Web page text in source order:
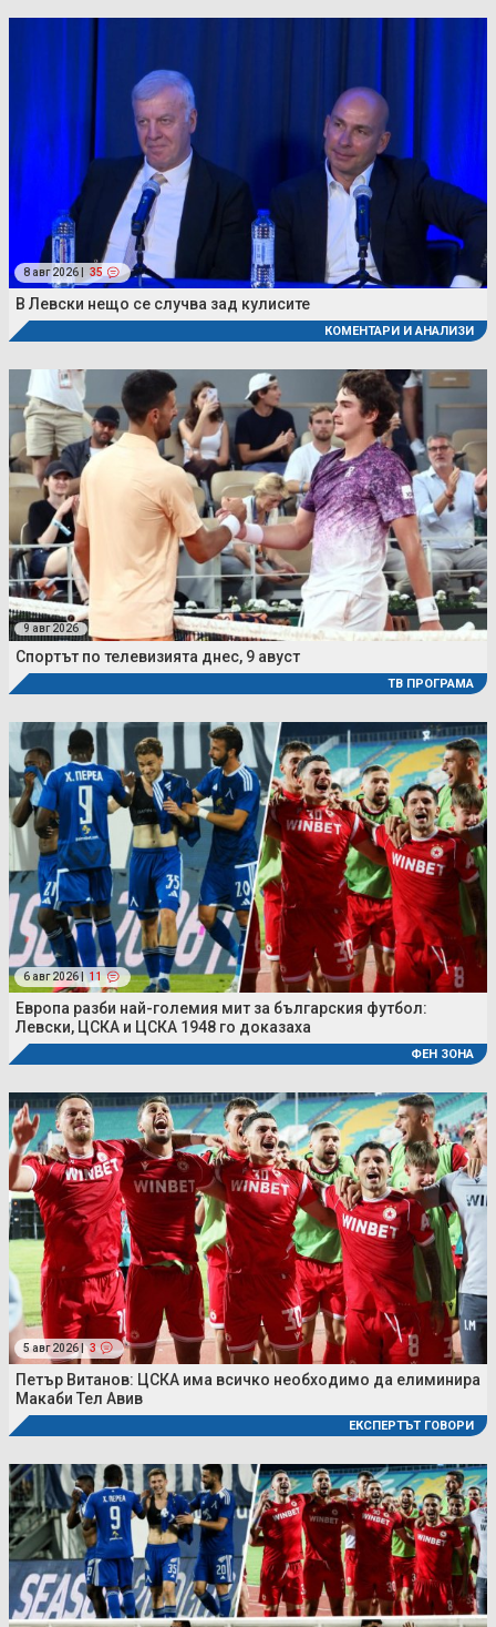
8 авг 2026 | 35
В Левски нещо се случва зад кулисите
КОМЕНТАРИ И АНАЛИЗИ
9 авг 2026
Спортът по телевизията днес, 9 авуст
ТВ ПРОГРАМА
6 авг 2026 | 11
Европа разби най-големия мит за българския футбол:
Левски, ЦСКА и ЦСКА 1948 го доказаха
ФЕН ЗОНА
5 авг 2026 | 3
Петър Витанов: ЦСКА има всичко необходимо да елиминира
Макаби Тел Авив
ЕКСПЕРТЪТ ГОВОРИ